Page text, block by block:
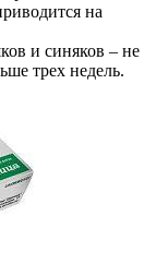
на
и синяков – не
трех недель.